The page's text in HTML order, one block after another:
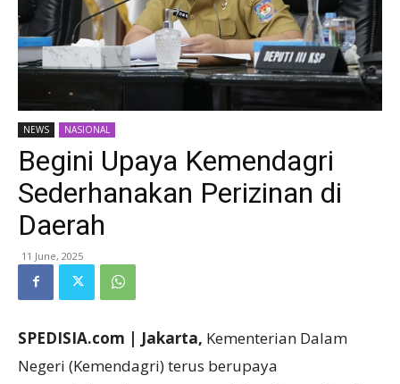
NEWS NASIONAL
Begini Upaya Kemendagri
Sederhanakan Perizinan di
Daerah
11 June, 2025
SPEDISIA.com | Jakarta, Kementerian Dalam
Negeri (Kemendagri) terus berupaya